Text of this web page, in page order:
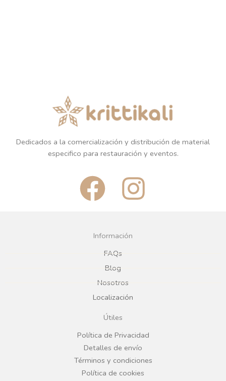
Dedicados a la comercialización y distribución de material
especifico para restauración y eventos.
F
a
c
e
b
o
o
k
I
n
g
r
a
Información
FAQs
Blog
Nosotros
Localización
Útiles
Política de Privacidad
Detalles de envío
Términos y condiciones
Política de cookies